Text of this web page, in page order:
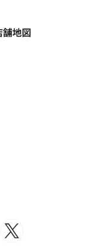
地図